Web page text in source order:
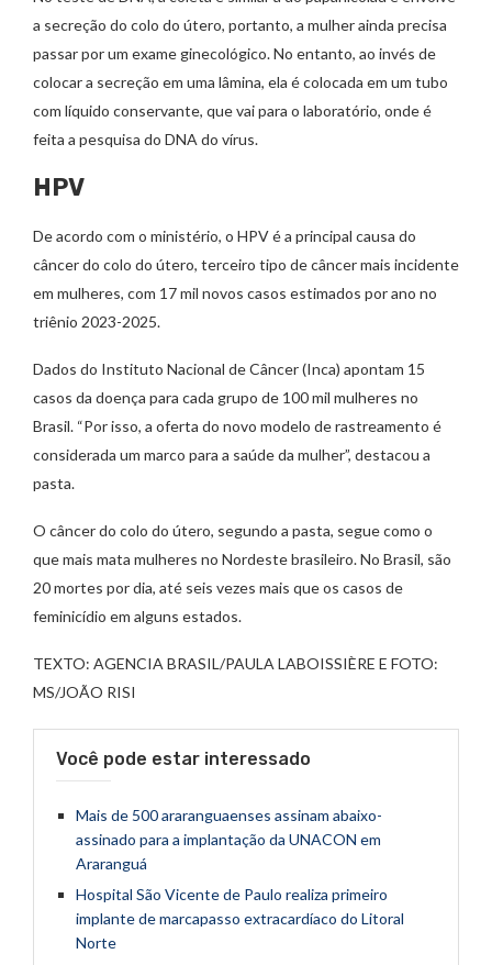
a secreção do colo do útero, portanto, a mulher ainda precisa
passar por um exame ginecológico. No entanto, ao invés de
colocar a secreção em uma lâmina, ela é colocada em um tubo
com líquido conservante, que vai para o laboratório, onde é
feita a pesquisa do DNA do vírus.
HPV
De acordo com o ministério, o HPV é a principal causa do
câncer do colo do útero, terceiro tipo de câncer mais incidente
em mulheres, com 17 mil novos casos estimados por ano no
triênio 2023-2025.
Dados do Instituto Nacional de Câncer (Inca) apontam 15
casos da doença para cada grupo de 100 mil mulheres no
Brasil. “Por isso, a oferta do novo modelo de rastreamento é
considerada um marco para a saúde da mulher”, destacou a
pasta.
O câncer do colo do útero, segundo a pasta, segue como o
que mais mata mulheres no Nordeste brasileiro. No Brasil, são
20 mortes por dia, até seis vezes mais que os casos de
feminicídio em alguns estados.
TEXTO: AGENCIA BRASIL/PAULA LABOISSIÈRE E FOTO:
MS/JOÃO RISI
Você pode estar interessado
Mais de 500 araranguaenses assinam abaixo-
assinado para a implantação da UNACON em
Araranguá
Hospital São Vicente de Paulo realiza primeiro
implante de marcapasso extracardíaco do Litoral
Norte